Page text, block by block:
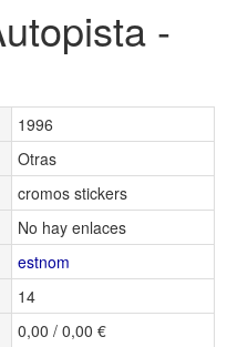
-
1996
Otras
cromos stickers
No hay enlaces
estnom
14
0,00 / 0,00 €